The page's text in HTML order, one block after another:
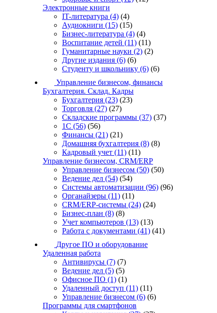
Электронные книги
IT-литература (4) (4)
Аудиокниги (15) (15)
Бизнес-литература (4) (4)
Воспитание детей (11) (11)
Гуманитарные науки (2) (2)
Другие издания (6) (6)
Студенту и школьнику (6) (6)
Управление бизнесом, финансы
Бухгалтерия. Склад. Кадры
Бухгалтерия (23) (23)
Торговля (27) (27)
Складские программы (37) (37)
1С (56) (56)
Финансы (21) (21)
Домашняя бухгалтерия (8) (8)
Кадровый учет (11) (11)
Управление бизнесом, CRM/ERP
Управление бизнесом (50) (50)
Ведение дел (54) (54)
Системы автоматизации (96) (96)
Органайзеры (11) (11)
CRM/ERP-системы (24) (24)
Бизнес-план (8) (8)
Учет компьютеров (13) (13)
Работа с документами (41) (41)
Другое ПО и оборудование
Удаленная работа
Антивирусы (7) (7)
Ведение дел (5) (5)
Офисное ПО (1) (1)
Удаленный доступ (11) (11)
Управление бизнесом (6) (6)
Программы для смартфонов